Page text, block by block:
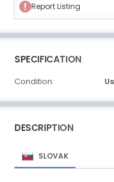
Report Listing
SPECIFICATION
Condition:
DESCRIPTION
SLOVAK